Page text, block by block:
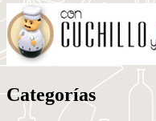
Categorías